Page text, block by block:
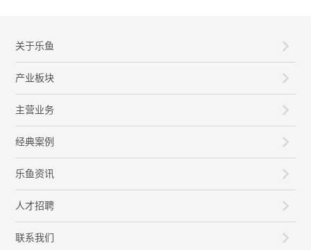
关于乐鱼
产业板块
主营业务
经典案例
乐鱼资讯
人才招聘
联系我们